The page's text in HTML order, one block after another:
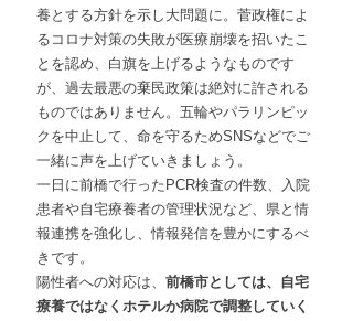
養とする方針を示し大問題に。菅政権によ
るコロナ対策の失敗が医療崩壊を招いたこ
とを認め、白旗を上げるようなものです
が、過去最悪の棄民政策は絶対に許される
ものではありません。五輪やパラリンピッ
クを中止して、命を守るためSNSなどでご
一緒に声を上げていきましょう。
一日に前橋で行ったPCR検査の件数、入院
患者や自宅療養者の管理状況など、県と情
報連携を強化し、情報発信を豊かにするべ
きです。
陽性者への対応は、 前橋市としては、自宅
療養ではなくホテルか病院で調整していく